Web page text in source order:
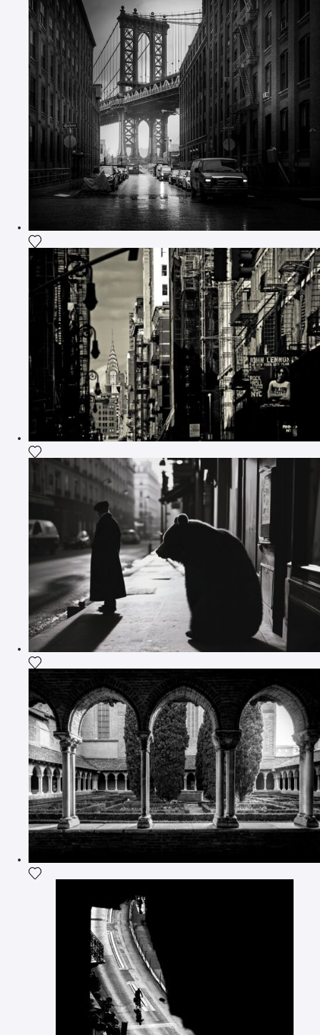
Ajouter la photographie à ma wishlist
Ajouter la photographie à ma wishlist
Ajouter la photographie à ma wishlist
Ajouter la photographie à ma wishlist